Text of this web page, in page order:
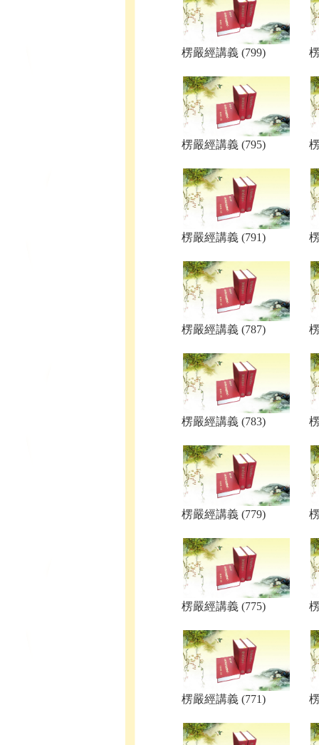
楞嚴經講義 (799)
楞嚴經講義 (795)
楞嚴經講義 (791)
楞嚴經講義 (787)
楞嚴經講義 (783)
楞嚴經講義 (779)
楞嚴經講義 (775)
楞嚴經講義 (771)